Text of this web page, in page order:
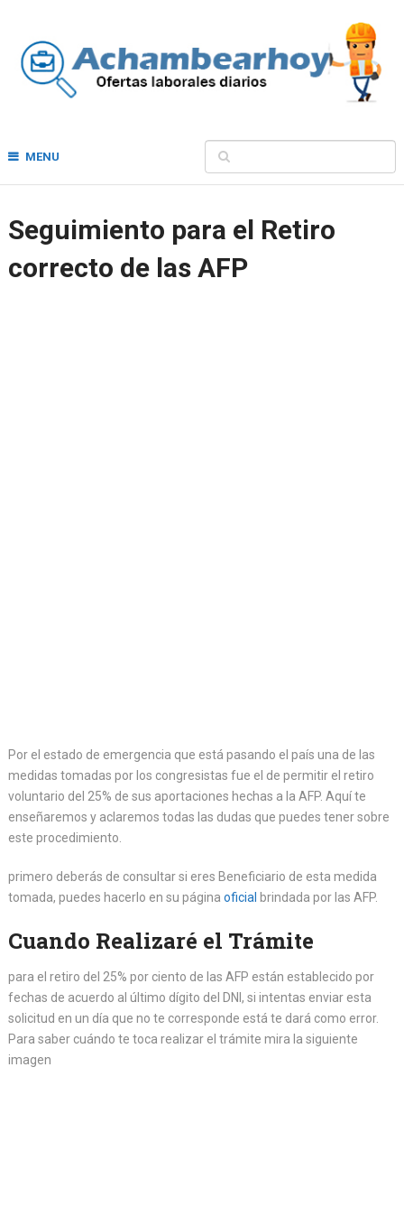
MENU
Seguimiento para el Retiro
correcto de las AFP
Por el estado de emergencia que está pasando el país una de las
medidas tomadas por los congresistas fue el de permitir el retiro
voluntario del 25% de sus aportaciones hechas a la AFP. Aquí te
enseñaremos y aclaremos todas las dudas que puedes tener sobre
este procedimiento.
primero deberás de consultar si eres Beneficiario de esta medida
tomada, puedes hacerlo en su página oficial brindada por las AFP.
Cuando Realizaré el Trámite
para el retiro del 25% por ciento de las AFP están establecido por
fechas de acuerdo al último dígito del DNI, si intentas enviar esta
solicitud en un día que no te corresponde está te dará como error.
Para saber cuándo te toca realizar el trámite mira la siguiente
imagen